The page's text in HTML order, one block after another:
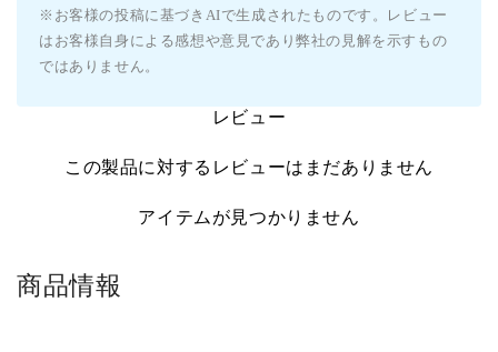
※お客様の投稿に基づきAIで生成されたものです。レビュー
はお客様自身による感想や意見であり弊社の見解を示すもの
ではありません。
レビュー
この製品に対するレビューはまだありません
アイテムが見つかりません
商品情報